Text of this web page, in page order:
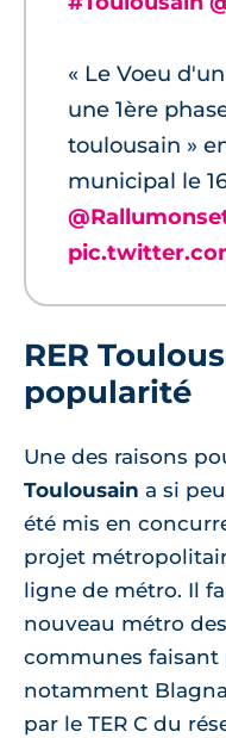
« Le Voeu
une 1ère
toulousain »
municipal le
RER
popularité
Une des raisons
Toulousain a si
été mis en
projet
ligne de métro. Il
nouveau métro
communes faisant
notamment
par le TER C du